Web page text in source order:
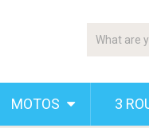
MOTOS 3